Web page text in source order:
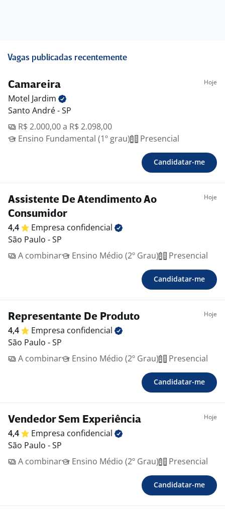
Vagas publicadas recentemente
Camareira Hoje
Motel Jardim
Santo André - SP
R$ 2.000,00 a R$ 2.098,00
Ensino Fundamental (1º grau)
Presencial
Candidatar-me
Assistente De Atendimento Ao
Consumidor
Hoje
4,4 Empresa confidencial
São Paulo - SP
A combinar
Ensino Médio (2º Grau) Presencial
Candidatar-me
Representante De Produto Hoje
4,4 Empresa confidencial
São Paulo - SP
A combinar
Ensino Médio (2º Grau) Presencial
Candidatar-me
Vendedor Sem Experiência Hoje
4,4 Empresa confidencial
São Paulo - SP
A combinar
Ensino Médio (2º Grau) Presencial
Candidatar-me